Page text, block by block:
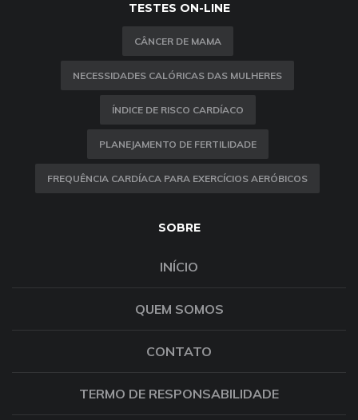
TESTES ON-LINE
CÂNCER DE MAMA
NECESSIDADES CALÓRICAS DAS MULHERES
ÍNDICE DE RISCO CARDÍACO
PLANEJAMENTO DE FERTILIDADE
FREQUÊNCIA CARDÍACA PARA EXERCÍCIOS AERÓBICOS
SOBRE
INÍCIO
QUEM SOMOS
CONTATO
TERMO DE RESPONSABILIDADE